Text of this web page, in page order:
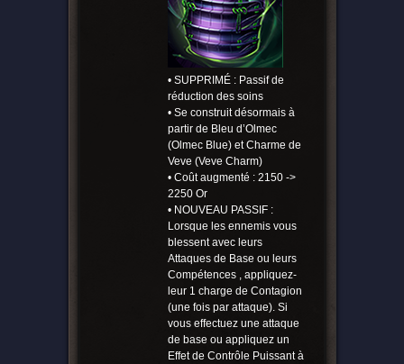
• SUPPRIMÉ : Passif de
réduction des soins
• Se construit désormais à
partir de Bleu d’Olmec
(Olmec Blue) et Charme de
Veve (Veve Charm)
• Coût augmenté : 2150 ->
2250 Or
• NOUVEAU PASSIF :
Lorsque les ennemis vous
blessent avec leurs
Attaques de Base ou leurs
Compétences , appliquez-
leur 1 charge de Contagion
(une fois par attaque). Si
vous effectuez une attaque
de base ou appliquez un
Effet de Contrôle Puissant à